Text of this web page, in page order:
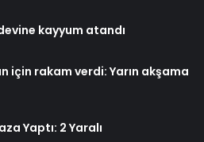
kayyum atandı
için rakam verdi: Yarın akşama
Yaptı: 2 Yaralı